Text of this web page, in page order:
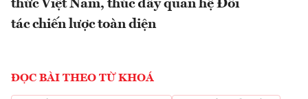
thức Việt Nam, thúc đẩy quan hệ Đối
tác chiến lược toàn diện
ĐỌC BÀI THEO TỪ KHOÁ